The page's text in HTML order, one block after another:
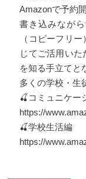
Amazonで予約
書き込みなが
（コピーフリ
じてご活用いた
を知る手立てと
多くの学校・生
🍒コミュニケー
https://
🍒学校生活編
https://